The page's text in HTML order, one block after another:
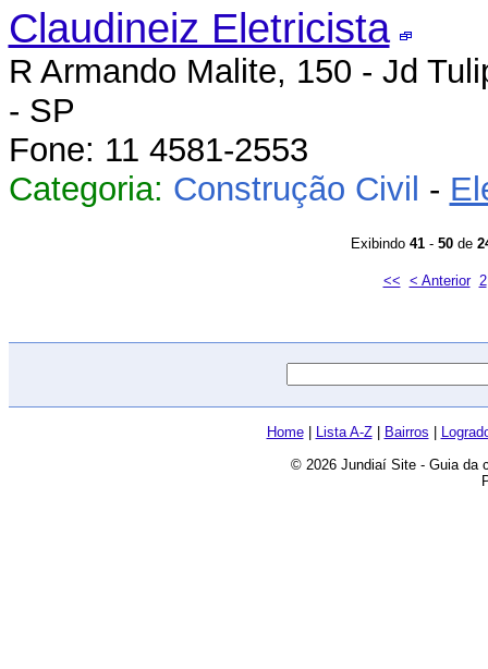
Claudineiz Eletricista
R Armando Malite, 150 - Jd
- SP
Fone: 11 4581-2553
Categoria: Construção Civil -
Exibindo 41- 50de
<< < Anterior 2
Home| Lista A-Z| Bairros
© 2026 Jundiaí Site - Guia da